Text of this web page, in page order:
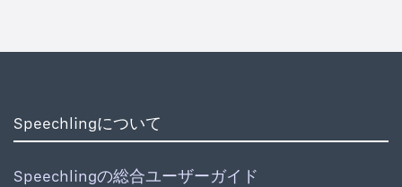
Speechlingについて
Speechlingの総合ユーザーガイド